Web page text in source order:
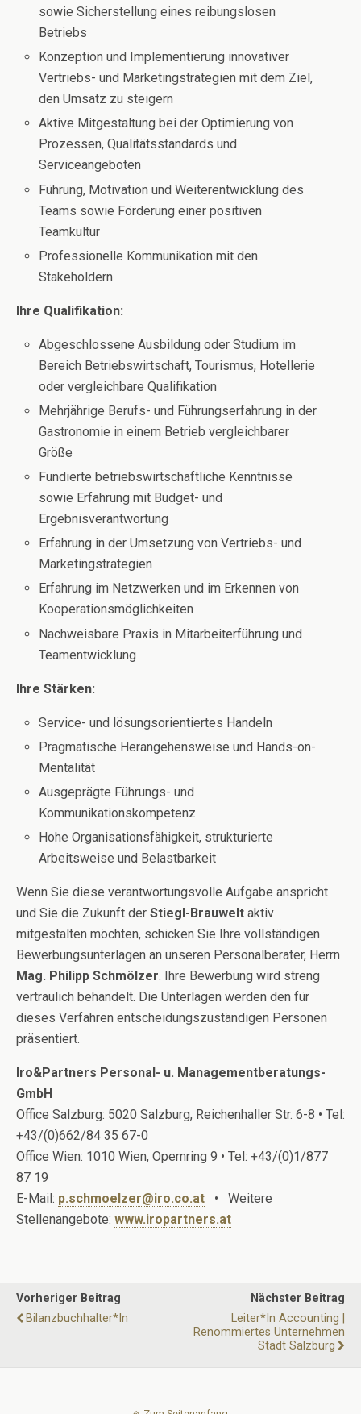
sowie Sicherstellung eines reibungslosen
Betriebs
Konzeption und Implementierung innovativer
Vertriebs- und Marketingstrategien mit dem Ziel,
den Umsatz zu steigern
Aktive Mitgestaltung bei der Optimierung von
Prozessen, Qualitätsstandards und
Serviceangeboten
Führung, Motivation und Weiterentwicklung des
Teams sowie Förderung einer positiven
Teamkultur
Professionelle Kommunikation mit den
Stakeholdern
Ihre Qualifikation:
Abgeschlossene Ausbildung oder Studium im
Bereich Betriebswirtschaft, Tourismus, Hotellerie
oder vergleichbare Qualifikation
Mehrjährige Berufs- und Führungserfahrung in der
Gastronomie in einem Betrieb vergleichbarer
Größe
Fundierte betriebswirtschaftliche Kenntnisse
sowie Erfahrung mit Budget- und
Ergebnisverantwortung
Erfahrung in der Umsetzung von Vertriebs- und
Marketingstrategien
Erfahrung im Netzwerken und im Erkennen von
Kooperationsmöglichkeiten
Nachweisbare Praxis in Mitarbeiterführung und
Teamentwicklung
Ihre Stärken:
Service- und lösungsorientiertes Handeln
Pragmatische Herangehensweise und Hands-on-
Mentalität
Ausgeprägte Führungs- und
Kommunikationskompetenz
Hohe Organisationsfähigkeit, strukturierte
Arbeitsweise und Belastbarkeit
Wenn Sie diese verantwortungsvolle Aufgabe anspricht
und Sie die Zukunft der Stiegl-Brauwelt aktiv
mitgestalten möchten, schicken Sie Ihre vollständigen
Bewerbungsunterlagen an unseren Personalberater, Herrn
Mag. Philipp Schmölzer. Ihre Bewerbung wird streng
vertraulich behandelt. Die Unterlagen werden den für
dieses Verfahren entscheidungszuständigen Personen
präsentiert.
Iro&Partners Personal- u. Managementberatungs-
GmbH
Office Salzburg: 5020 Salzburg, Reichenhaller Str. 6-8 • Tel:
+43/(0)662/84 35 67-0
Office Wien: 1010 Wien, Opernring 9 • Tel: +43/(0)1/877
87 19
E-Mail: p.schmoelzer@iro.co.at • Weitere
Stellenangebote: www.iropartners.at
Vorheriger Beitrag
Bilanzbuchhalter*in
Nächster Beitrag
Leiter*in Accounting |
Renommiertes Unternehmen
Stadt Salzburg